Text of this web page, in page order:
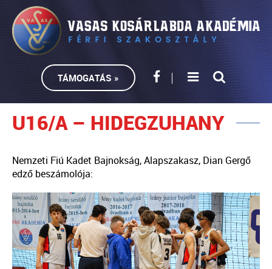
TÁMOGATÁS »
U16/A – HIDEGZUHANY
Nemzeti Fiú Kadet Bajnokság, Alapszakasz, Dian Gergő
edző beszámolója: